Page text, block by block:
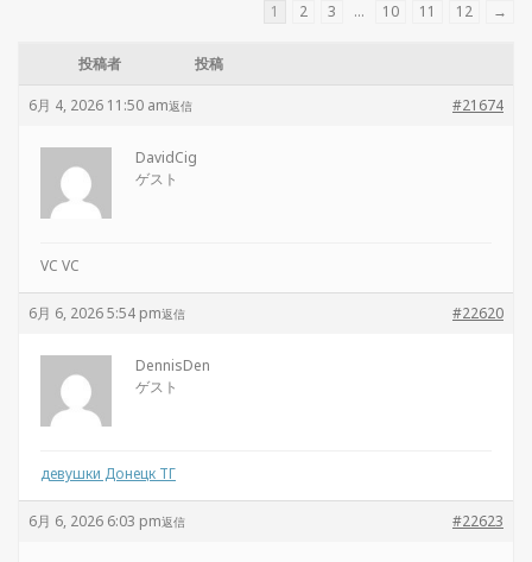
1
2 3 … 10 11 12 →
投稿者 投稿
6月 4, 2026 11:50 am #21674
返信
DavidCig
ゲスト
VC VC
6月 6, 2026 5:54 pm #22620
返信
DennisDen
ゲスト
девушки Донецк ТГ
6月 6, 2026 6:03 pm #22623
返信